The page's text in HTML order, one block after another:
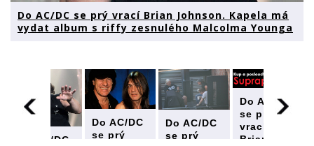
Do AC/DC se prý vrací Brian Johnson. Kapela má
vydat album s riffy zesnulého Malcolma Younga
Do AC/DC
Do AC/DC
se prý
Do AC/DC
se prý
Do AC/DC
se prý
vrací
Brian